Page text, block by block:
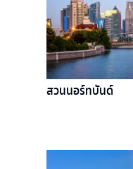
สวนนอร์ทบันด์